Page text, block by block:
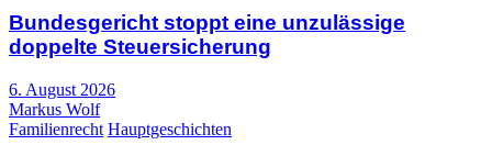
Bundesgericht stoppt eine unzulässige
doppelte Steuersicherung
6. August 2026
Markus Wolf
Familienrecht Hauptgeschichten